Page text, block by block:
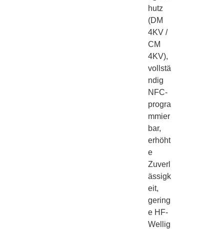
hutz
(DM
4KV /
CM
4KV),
vollstä
ndig
NFC-
progra
mmier
bar,
erhöht
e
Zuverl
ässigk
eit,
gering
e HF-
Wellig